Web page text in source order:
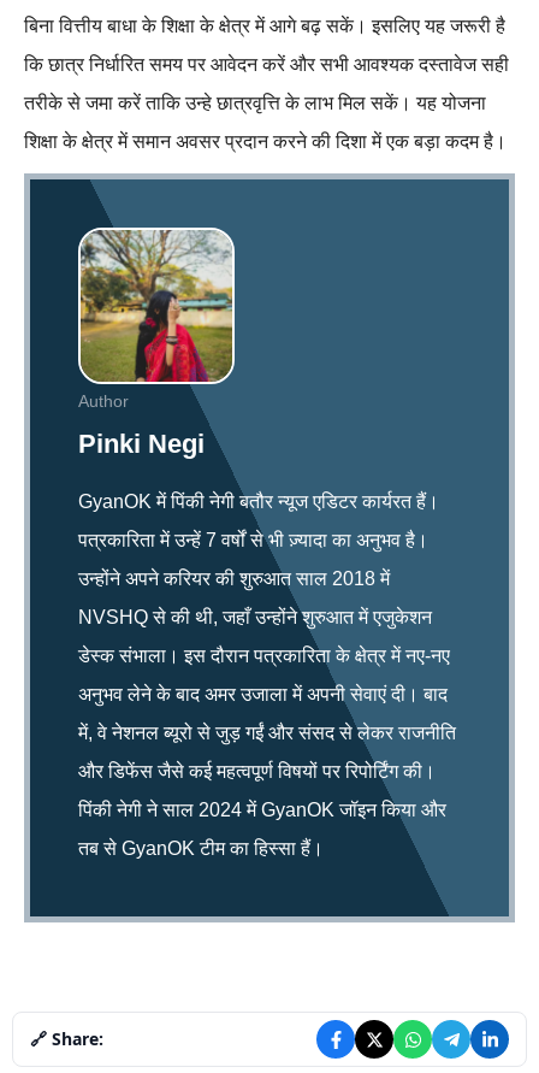
बिना वित्तीय बाधा के शिक्षा के क्षेत्र में आगे बढ़ सकें। इसलिए यह जरूरी है
कि छात्र निर्धारित समय पर आवेदन करें और सभी आवश्यक दस्तावेज सही
तरीके से जमा करें ताकि उन्हे छात्रवृत्ति के लाभ मिल सकें। यह योजना
शिक्षा के क्षेत्र में समान अवसर प्रदान करने की दिशा में एक बड़ा कदम है।
Author
Pinki Negi
GyanOK में पिंकी नेगी बतौर न्यूज एडिटर कार्यरत हैं।
पत्रकारिता में उन्हें 7 वर्षों से भी ज़्यादा का अनुभव है।
उन्होंने अपने करियर की शुरुआत साल 2018 में
NVSHQ से की थी, जहाँ उन्होंने शुरुआत में एजुकेशन
डेस्क संभाला। इस दौरान पत्रकारिता के क्षेत्र में नए-नए
अनुभव लेने के बाद अमर उजाला में अपनी सेवाएं दी। बाद
में, वे नेशनल ब्यूरो से जुड़ गईं और संसद से लेकर राजनीति
और डिफेंस जैसे कई महत्वपूर्ण विषयों पर रिपोर्टिंग की।
पिंकी नेगी ने साल 2024 में GyanOK जॉइन किया और
तब से GyanOK टीम का हिस्सा हैं।
🔗 Share: